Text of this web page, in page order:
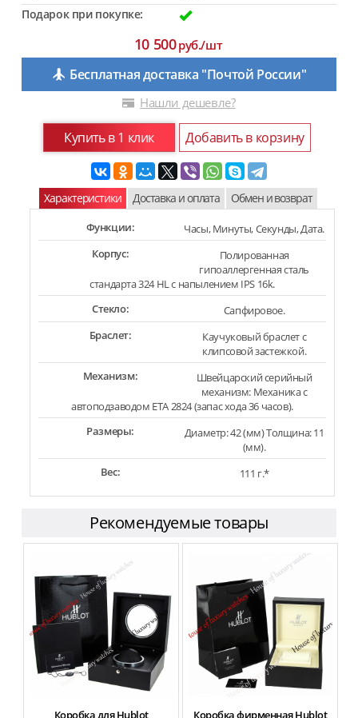
Подарок при покупке:
10 500руб./шт
Бесплатная доставка "Почтой России"
Нашли дешевле?
Купить в 1 клик Добавить в корзину
Характеристики Доставка и оплата Обмен и возврат
Функции:
Часы, Минуты, Секунды, Дата.
Корпус:
Полированная
гипоаллергенная сталь
стандарта 324 HL с напылением IPS 16k.
Стекло:
Сапфировое.
Браслет:
Каучуковый браслет с
клипсовой застежкой.
Механизм:
Швейцарский серийный
механизм: Механика с
автоподзаводом ETA 2824 (запас хода 36 часов).
Размеры:
Диаметр: 42 (мм) Толщина: 11
(мм).
Вес:
111 г.*
Рекомендуемые товары
Коробка для Hublot Коробка фирменная Hublot